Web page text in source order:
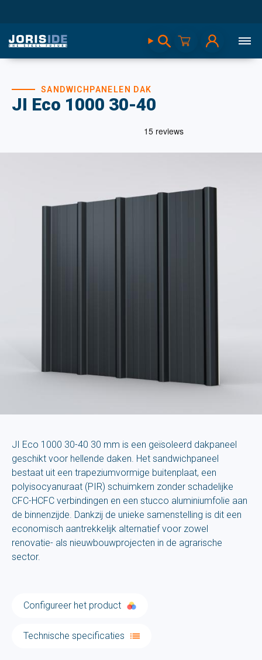
JI Eco 1000 30-40
SANDWICHPANELEN DAK
JI Eco 1000 30-40 30 mm is een geïsoleerd dakpaneel
geschikt voor hellende daken. Het sandwichpaneel
bestaat uit een trapeziumvormige buitenplaat, een
polyisocyanuraat (PIR) schuimkern zonder schadelijke
CFC-HCFC verbindingen en een stucco aluminiumfolie aan
de binnenzijde. Dankzij de unieke samenstelling is dit een
economisch aantrekkelijk alternatief voor zowel
renovatie- als nieuwbouwprojecten in de agrarische
sector.
Configureer het product
Technische specificaties